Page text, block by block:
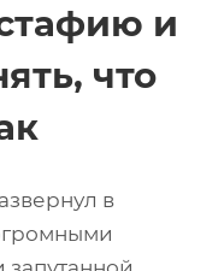
и
что
в